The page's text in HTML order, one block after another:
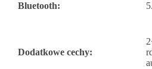
Bluetooth:
Dodatkowe cechy: